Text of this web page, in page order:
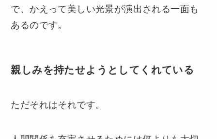
で、かえって美しい光景が演出される一面も
あるのです。
親しみを持たせようとしてくれている
ただそれはそれです。